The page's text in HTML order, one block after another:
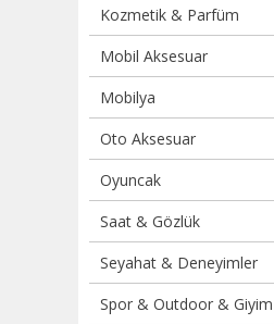
Kozmetik & Parfüm
Mobil Aksesuar
Mobilya
Oto Aksesuar
Oyuncak
Saat & Gözlük
Seyahat & Deneyimler
Spor & Outdoor & Giyim